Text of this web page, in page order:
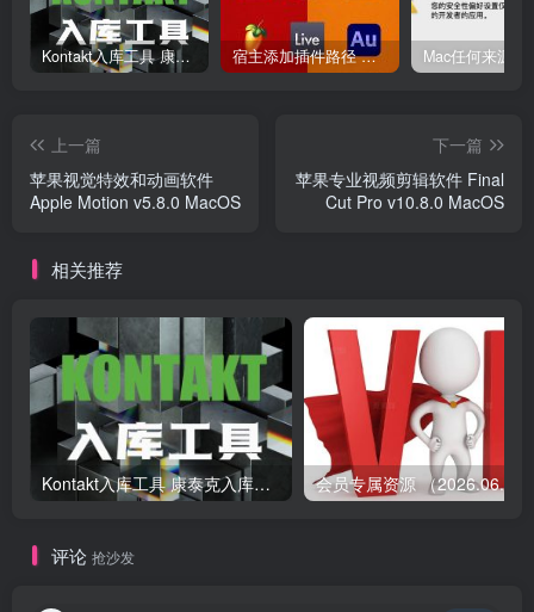
Kontakt入库工具 康泰克入库教程 宿主添加插件路径 插件路径设置 VSTPlugins路径
上一篇
苹果视觉特效和动画软件
Apple Motion v5.8.0 MacOS
下一篇
苹果专业视频剪辑软件 Final
Cut Pro v10.8.0 MacOS
相关推荐
Kontakt入库工具 康泰克入库教程
评论 抢沙发